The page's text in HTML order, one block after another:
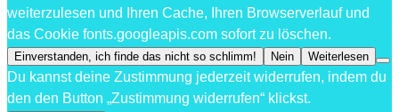
weiterzulesen und Ihren Cache, Ihren Browserverlauf und
das Cookie fonts.googleapis.com sofort zu löschen.
Einverstanden, ich finde das nicht so schlimm! Nein Weiterlesen
Du kannst deine Zustimmung jederzeit widerrufen, indem du
den den Button „Zustimmung widerrufen“ klickst.